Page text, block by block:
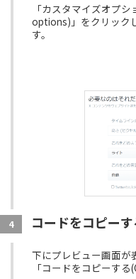
「カスタマイズオプ
options)」をクリック
す。
4 コードをコピーす
下にプレビュー画面が
「コードをコピーす